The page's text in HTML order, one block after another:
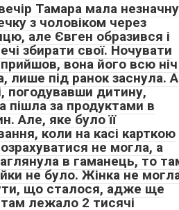
Тамара мала незначну
з чоловіком через
але Євген образився і
збирати свої. Ночувати
прийшов, вона його всю ніч
лише під ранок заснула. А
погодувавши дитину,
пішла за продуктами в
Але, яке було її
коли на касі карткою
не могла, а
в гаманець, то
не було. Жінка не
що сталося, адже ще
лежало 2 тисячі